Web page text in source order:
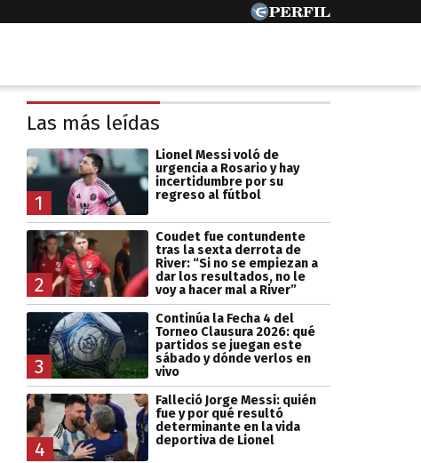
Las más leídas
1
Lionel Messi voló de
urgencia a Rosario y hay
incertidumbre por su
regreso al fútbol
2
Coudet fue contundente
tras la sexta derrota de
River: “Si no se empiezan a
dar los resultados, no le
voy a hacer mal a River”
3
Continúa la Fecha 4 del
Torneo Clausura 2026: qué
partidos se juegan este
sábado y dónde verlos en
vivo
4
Falleció Jorge Messi: quién
fue y por qué resultó
determinante en la vida
deportiva de Lionel